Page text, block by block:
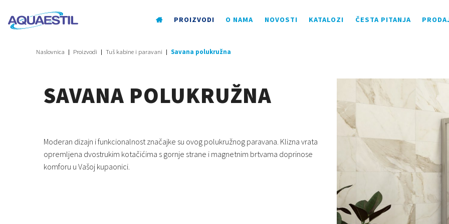
PROIZVODI O NAMA NOVOSTI KATALOZI ČESTA PITANJA
Naslovnica Proizvodi Tuš kabine i paravani Savana polukružna
SAVANA POLUKRUŽNA
Moderan dizajn i funkcionalnost značajke su ovog polukružnog paravana. Klizna vrata
opremljena dvostrukim kotačićima s gornje strane i magnetnim brtvama doprinose
komforu u Vašoj kupaonici.